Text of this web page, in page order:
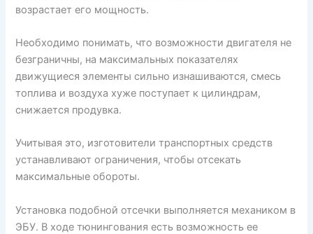
возрастает его мощность.
Необходимо понимать, что возможности двигателя не
безграничны, на максимальных показателях
движущиеся элементы сильно изнашиваются, смесь
топлива и воздуха хуже поступает к цилиндрам,
снижается продувка.
Учитывая это, изготовители транспортных средств
устанавливают ограничения, чтобы отсекать
максимальные обороты.
Установка подобной отсечки выполняется механиком в
ЭБУ. В ходе тюнингования есть возможность ее